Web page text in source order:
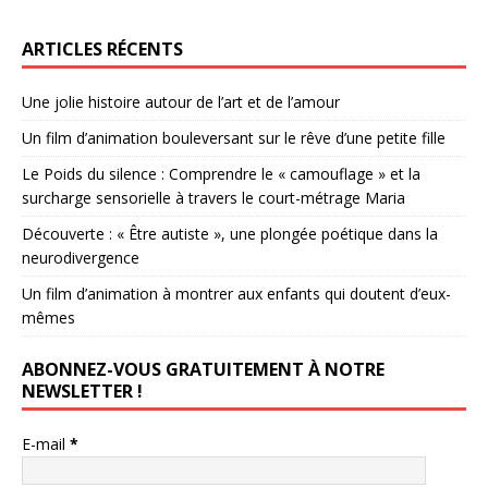
ARTICLES RÉCENTS
Une jolie histoire autour de l’art et de l’amour
Un film d’animation bouleversant sur le rêve d’une petite fille
Le Poids du silence : Comprendre le « camouflage » et la
surcharge sensorielle à travers le court-métrage Maria
Découverte : « Être autiste », une plongée poétique dans la
neurodivergence
Un film d’animation à montrer aux enfants qui doutent d’eux-
mêmes
ABONNEZ-VOUS GRATUITEMENT À NOTRE
NEWSLETTER !
E-mail *